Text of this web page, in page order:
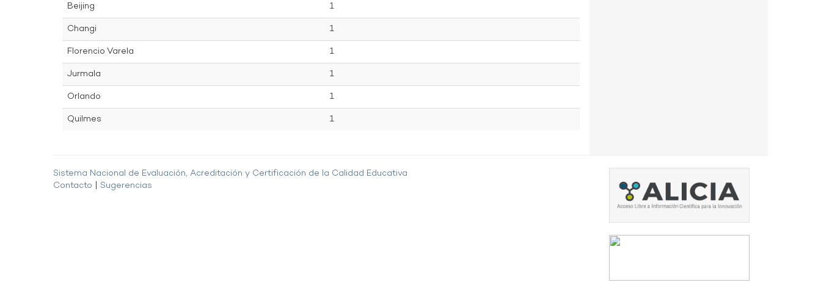
Beijing
1
Changi
1
Florencio Varela
1
Jurmala
1
Orlando
1
Quilmes
1
Sistema Nacional de Evaluación, Acreditación y Certificación de la Calidad Educativa
Contacto
Sugerencias